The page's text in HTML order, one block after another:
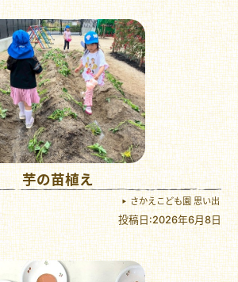
芋の苗植え
さかえこども園 思い出
投稿日:2026年6月8日